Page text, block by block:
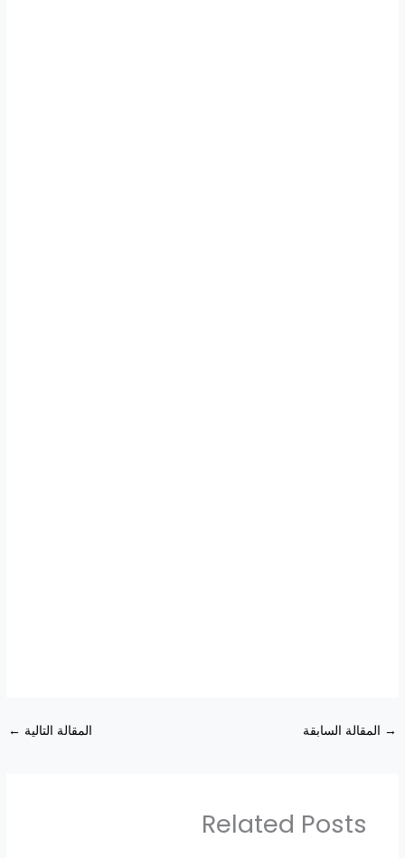
→ المقالة السابقة المقالة التالية ←
Related Posts